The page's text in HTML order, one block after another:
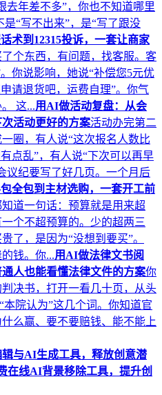
去年差不多”，你也不知道哪里
“写不出来”，是“写了跟没
术到12315投诉，一套让商家
个东西，有问题，找客服。客
你说影响，她说“补偿您5元优
请退货吧，运费自理”。你气
这...用AI做活动复盘：从会
活动更好的方案活动办完第二
圈，有人说“这次报名人数比
点乱”，有人说“下次可以再早
议纪要写了好几页。一个月后
全包到主材选购，一套开工前
道一句话：预算就是用来超
个不超预算的。少的超两三
了，是因为“没想到要买”。
钱。你...用AI做法律文书阅
人也能看懂法律文件的方案你
决书，打开一看几十页，从头
本院认为”这几个词。你知道官
么赢、要不要赔钱、能不能上
辑与AI生成工具，释放创意潜
线AI背景移除工具，提升创